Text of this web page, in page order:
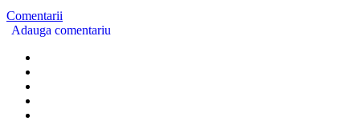
Comentarii
Adauga comentariu